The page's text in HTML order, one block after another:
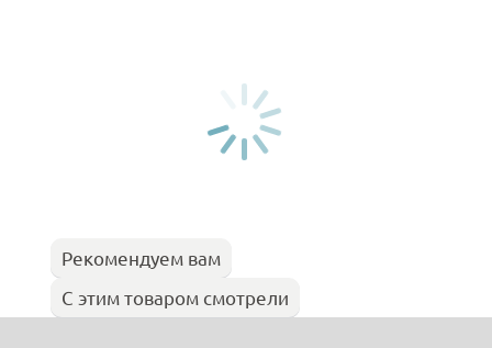
Рекомендуем вам
С этим товаром смотрели